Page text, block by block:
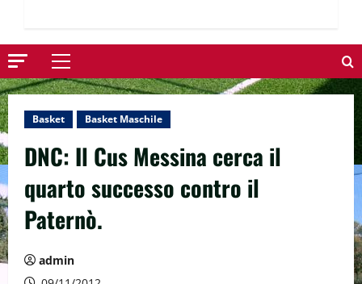
Menu
principale
Basket Basket Maschile
DNC: Il Cus Messina cerca il
quarto successo contro il
Paternò.
admin